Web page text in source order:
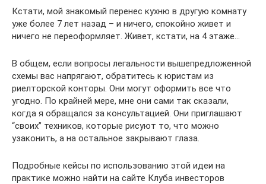
Кстати, мой знакомый перенес кухню в другую комнату
уже более 7 лет назад – и ничего, спокойно живет и
ничего не переоформляет. Живет, кстати, на 4 этаже…
В общем, если вопросы легальности вышепредложенной
схемы вас напрягают, обратитесь к юристам из
риелторской конторы. Они могут оформить все что
угодно. По крайней мере, мне они сами так сказали,
когда я обращался за консультацией. Они приглашают
“своих” техников, которые рисуют то, что можно
узаконить, а на остальное закрывают глаза.
Подробные кейсы по использованию этой идеи на
практике можно найти на сайте Клуба инвесторов